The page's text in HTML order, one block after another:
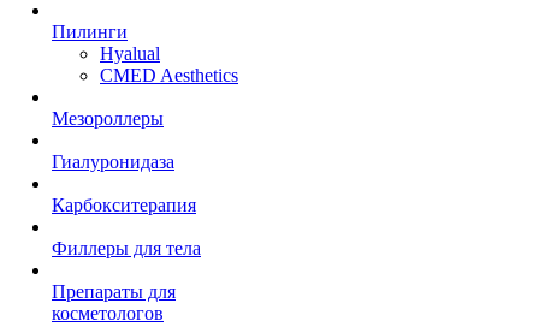
Пилинги
Hyalual
CMED Aesthetics
Мезороллеры
Гиалуронидаза
Карбокситерапия
Филлеры для тела
Препараты для
косметологов